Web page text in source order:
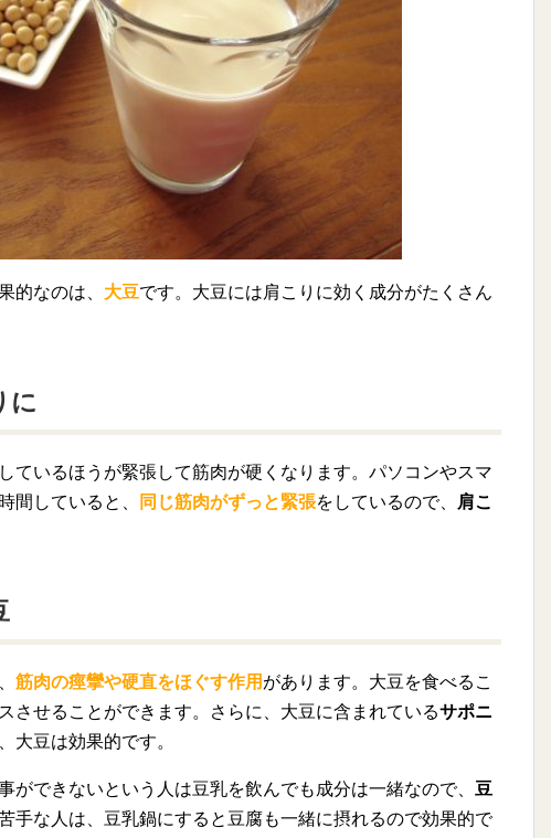
的なのは、 大豆です。大豆には肩こりに効く成分がたくさん
に
ているほうが緊張して筋肉が硬くなります。パソコンやスマ
間していると、
同じ筋肉がずっと緊張をしているので、
肩こ
筋肉の痙攣や硬直をほぐす作用 があります。大豆を食べるこ
させることができます。さらに、大豆に含まれているサポニ
大豆は効果的です。
ができないという人は豆乳を飲んでも成分は一緒なので、 豆
手な人は、豆乳鍋にすると豆腐も一緒に摂れるので効果的で